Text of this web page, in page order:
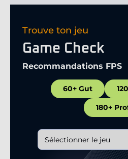
Trouve ton jeu
Game Check
Recommandations FPS
60+ Gut
180+